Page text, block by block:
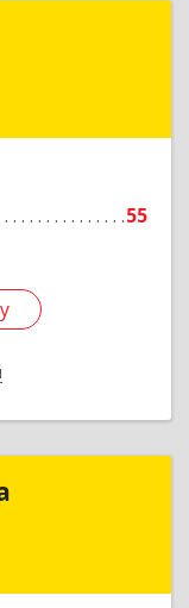
55
Людмила